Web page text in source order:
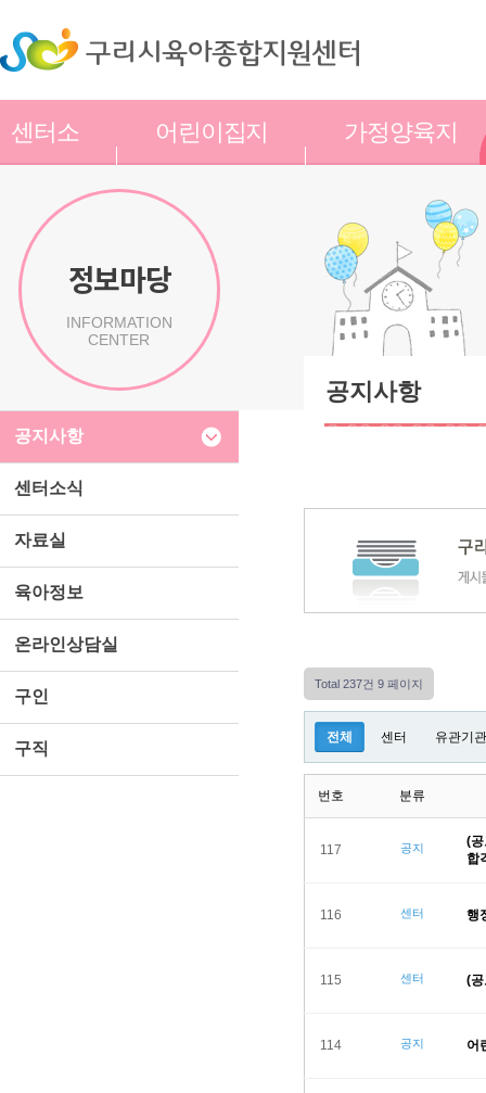
센터소
어린이집지
가정양육지
정보마당
INFORMATION
CENTER
공지사항
센터소식
자료실
육아정보
온라인상담실
구인
구직
공지사항
Total 237건 9 페이지
전체 센터 유관기관
번호 분류
117 공지
(
합
116 센터 행
115 센터 (
114 공지 어